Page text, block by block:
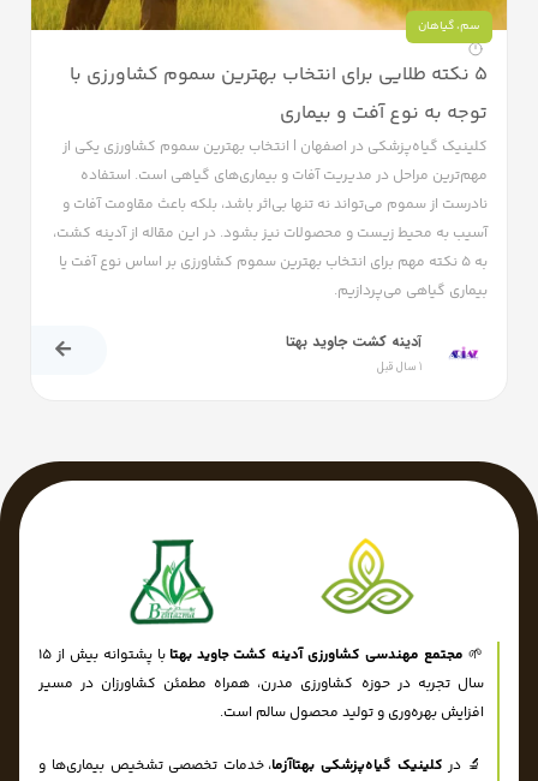
سم،گیاهان
۵ نکته طلایی برای انتخاب بهترین سموم کشاورزی با
توجه به نوع آفت و بیماری
کلینیک گیاه‌پزشکی در اصفهان | انتخاب بهترین سموم کشاورزی یکی از
مهم‌ترین مراحل در مدیریت آفات و بیماری‌های گیاهی است. استفاده
نادرست از سموم می‌تواند نه تنها بی‌اثر باشد، بلکه باعث مقاومت آفات و
آسیب به محیط زیست و محصولات نیز بشود. در این مقاله از آدینه کشت،
به ۵ نکته مهم برای انتخاب بهترین سموم کشاورزی بر اساس نوع آفت یا
بیماری گیاهی می‌پردازیم.
آدینه کشت جاوید بهتا
1 سال قبل
🌱 مجتمع مهندسی کشاورزی آدینه کشت جاوید بهتا
با پشتوانه بیش از ۱۵
سال تجربه در حوزه کشاورزی مدرن، همراه مطمئن کشاورزان در مسیر
افزایش بهره‌وری و تولید محصول سالم است.
🔬 در کلینیک گیاه‌پزشکی بهتاآزما، خدمات تخصصی تشخیص بیماری‌ها و